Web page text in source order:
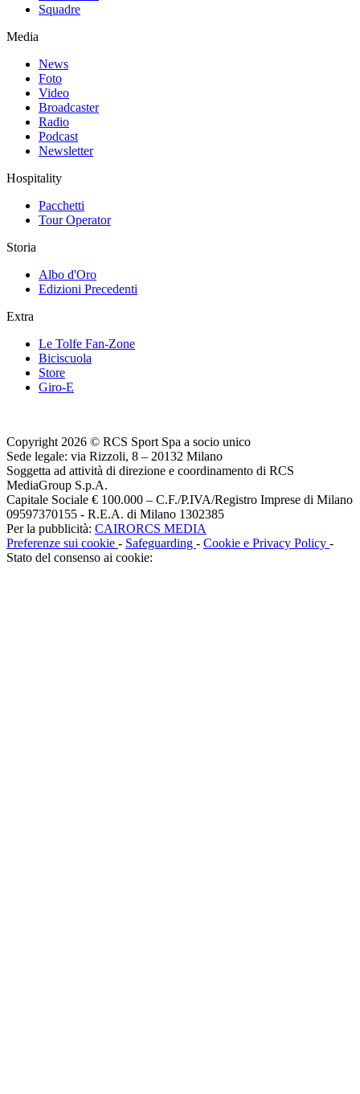
Squadre
Media
News
Foto
Video
Broadcaster
Radio
Podcast
Newsletter
Hospitality
Pacchetti
Tour Operator
Storia
Albo d'Oro
Edizioni Precedenti
Extra
Le Tolfe Fan-Zone
Biciscuola
Store
Giro-E
Copyright 2026 © RCS Sport Spa a socio unico
Sede legale: via Rizzoli, 8 – 20132 Milano
Soggetta ad attività di direzione e coordinamento di RCS
MediaGroup S.p.A.
Capitale Sociale € 100.000 – C.F./P.IVA/Registro Imprese di Milano
09597370155 - R.E.A. di Milano 1302385
Per la pubblicità: CAIRORCS MEDIA
Preferenze sui cookie - Safeguarding - Cookie e Privacy Policy -
Stato del consenso ai cookie: